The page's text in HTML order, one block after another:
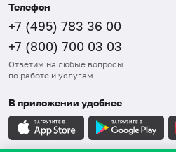
Телефон
+7 (495) 783 36 00
+7 (800) 700 03 03
Ответим на любые вопросы
по работе и услугам
В приложении удобнее